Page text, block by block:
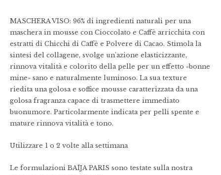
MASCHERA VISO: 96% di ingredienti naturali per una
maschera in mousse con Cioccolato e Caffè arricchita con
estratti di Chicchi di Caffè e Polvere di Cacao. Stimola la
sintesi del collagene, svolge un’azione elasticizzante,
rinnova vitalità e colorito della pelle per un effetto «bonne
mine» sano e naturalmente luminoso. La sua texture
riedita una golosa e soffice mousse caratterizzata da una
golosa fragranza capace di trasmettere immediato
buonumore. Particolarmente indicata per pelli spente e
mature rinnova vitalità e tono.
Utilizzare 1 o 2 volte alla settimana
Le formulazioni BAÏJA PARIS sono testate sulla nostra